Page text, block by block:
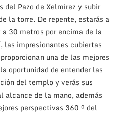
del Pazo de Xelmírez y subir
la torre. De repente, estarás a
30 metros por encima de la
las impresionantes cubiertas
una de las mejores
oportunidad de entender las
del templo y verás sus
alcance de la mano, además
perspectivas 360 º del